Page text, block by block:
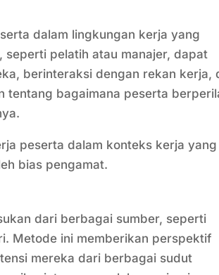
dalam lingkungan kerja yang
seperti pelatih atau manajer, dapat
berinteraksi dengan rekan kerja,
tentang bagaimana peserta
peserta dalam konteks kerja yang
bias pengamat.
dari berbagai sumber, seperti
Metode ini memberikan perspektif
mereka dari berbagai sudut